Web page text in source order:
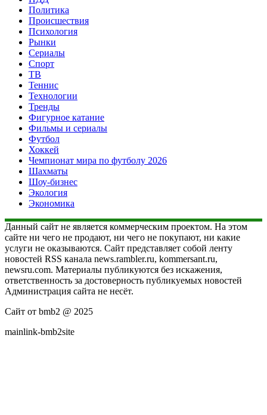
Политика
Происшествия
Психология
Рынки
Сериалы
Спорт
ТВ
Теннис
Технологии
Тренды
Фигурное катание
Фильмы и сериалы
Футбол
Хоккей
Чемпионат мира по футболу 2026
Шахматы
Шоу-бизнес
Экология
Экономика
Данный сайт не является коммерческим проектом. На этом
сайте ни чего не продают, ни чего не покупают, ни какие
услуги не оказываются. Сайт представляет собой ленту
новостей RSS канала news.rambler.ru, kommersant.ru,
newsru.com. Материалы публикуются без искажения,
ответственность за достоверность публикуемых новостей
Администрация сайта не несёт.
Сайт от bmb2 @ 2025
mainlink-bmb2site